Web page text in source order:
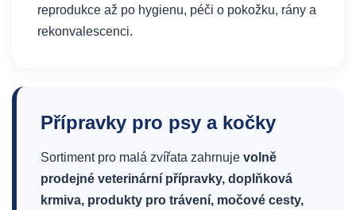
reprodukce až po hygienu, péči o pokožku, rány a
rekonvalescenci.
Přípravky pro psy a kočky
Sortiment pro malá zvířata zahrnuje volně
prodejné veterinární přípravky, doplňková
krmiva, produkty pro trávení, močové cesty,